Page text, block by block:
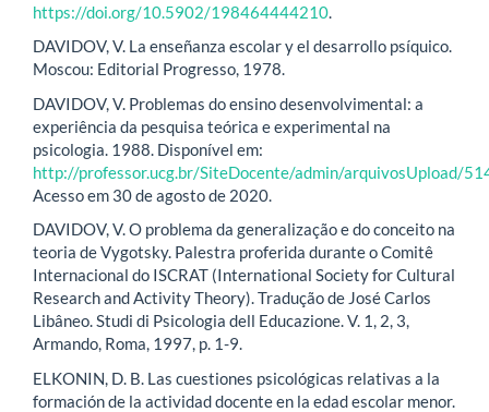
https://doi.org/10.5902/198464444210
DAVIDOV, V. La enseñanza escolar y el desarrollo psíquico.
Moscou: Editorial Progresso, 1978.
DAVIDOV, V. Problemas do ensino desenvolvimental: a
experiência da pesquisa teórica e experimental na
psicologia. 1988. Disponível em:
http://professor.ucg.br/SiteDocente/admin/arquivosUpload/
Acesso em 30 de agosto de 2020.
DAVIDOV, V. O problema da generalização e do conceito na
teoria de Vygotsky. Palestra proferida durante o Comitê
Internacional do ISCRAT (International Society for Cultural
Research and Activity Theory). Tradução de José Carlos
Libâneo. Studi di Psicologia dell Educazione. V. 1, 2, 3,
Armando, Roma, 1997, p. 1-9.
ELKONIN, D. B. Las cuestiones psicológicas relativas a la
formación de la actividad docente en la edad escolar menor.